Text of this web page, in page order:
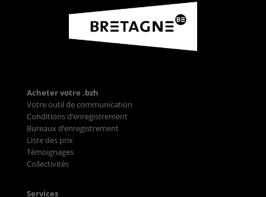
Acheter votre .bzh
Votre outil de communication
Conditions d’enregistrement
Bureaux d’enregistrement
Liste des prix
Témoignages
Collectivités
Services